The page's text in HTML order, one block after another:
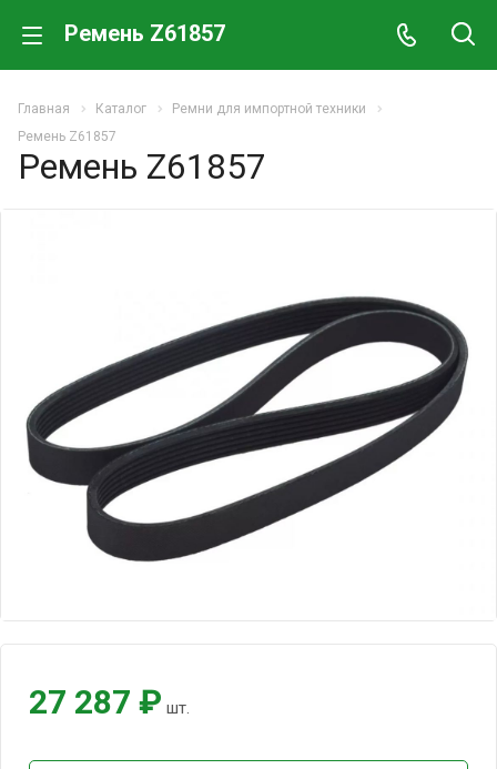
Ремень Z61857
Главная Каталог
Ремни для импортной техники
Ремень Z61857
Ремень Z61857
27 287 ₽ шт.